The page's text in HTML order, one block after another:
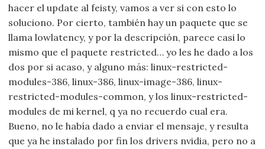
hacer el update al feisty, vamos a ver si con esto lo
soluciono. Por cierto, también hay un paquete que se
llama lowlatency, y por la descripción, parece casi lo
mismo que el paquete restricted… yo les he dado a los
dos por si acaso, y alguno más: linux-restricted-
modules-386, linux-386, linux-image-386, linux-
restricted-modules-common, y los linux-restricted-
modules de mi kernel, q ya no recuerdo cual era.
Bueno, no le había dado a enviar el mensaje, y resulta
que ya he instalado por fin los drivers nvidia, pero no a